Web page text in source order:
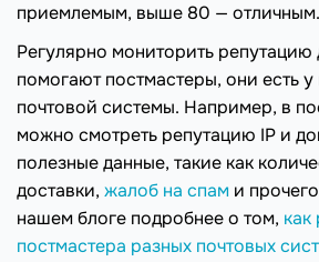
приемлемым, выше 80 — отличным.
Регулярно мониторить репутацию
помогают постмастеры, они есть
почтовой системы. Например, в
можно смотреть репутацию IP и
полезные данные, такие как
доставки, жалоб на спам и
нашем блоге подробнее о том, как
постмастера разных почтовых